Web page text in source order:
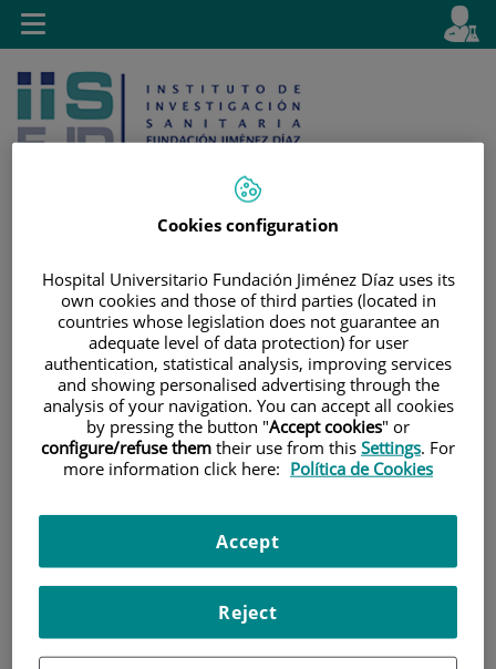
Saltar al contenido
contenido
Selector
activo
es
Buscar
Toggle
navigation
UNIDADES DE APOYO
|ESTUDIO DE FASE I, CON AUMENTO ESCALONADO
DE LA DOSIS Y AMPLIACIÓN DE COHORTES, DE TSR-022,
UN ANTICUERPO MONOCLONAL ANTI-TIM-3, EN
PACIENTES CON TUMORES SÓLIDOS AVANZADOS
Cookies configuration
Hospital Universitario Fundación Jiménez Díaz uses its
own cookies and those of third parties (located in
countries whose legislation does not guarantee an
adequate level of data protection) for user
authentication, statistical analysis, improving services
and showing personalised advertising through the
analysis of your navigation. You can accept all cookies
by pressing the button "Accept cookies" or
configure/refuse them their use from this Settings. For
more information click here: Política de Cookies
Reject
Accept